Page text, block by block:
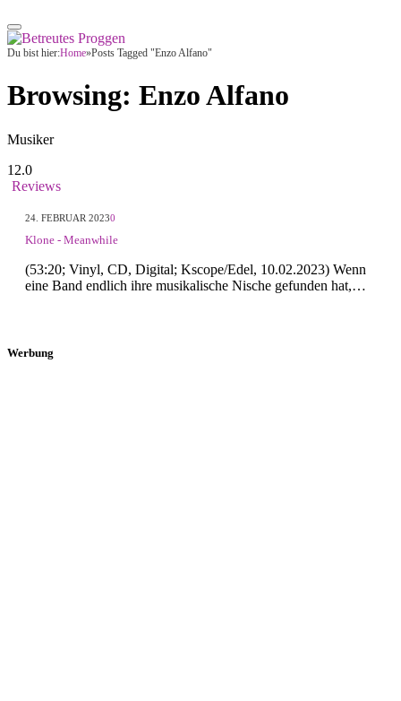
Du bist hier:Home»Posts Tagged "Enzo Alfano"
Browsing: Enzo Alfano
Musiker
12.0
Reviews
24. FEBRUAR 20230
Klone - Meanwhile
(53:20; Vinyl, CD, Digital; Kscope/Edel, 10.02.2023) Wenn
eine Band endlich ihre musikalische Nische gefunden hat,…
Werbung